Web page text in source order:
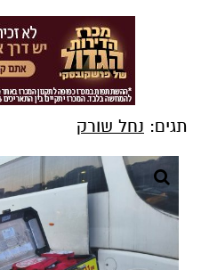
תגים: נחל שורק